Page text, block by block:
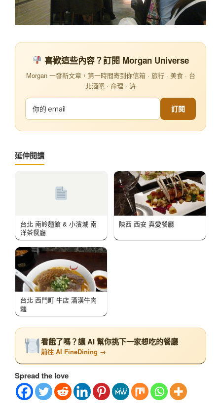
喜歡這些內容？訂閱 Morgan Universe
Morgan 一發新文章，第一時間寄到你信箱 · 旅行 · 美食 · 台
北酒吧 · 命理 · 詩
訂閱
延伸閱讀
台北 南岭麵館 & 小濱城 南
洋茶餐廳
陝西 西安 真愛餐廳
台北 西門町 牛店 滿漢牛肉
麵
看餓了嗎？讓 AI 幫你挑下一家想吃的餐廳
前往 AI FineDining →
Spread the love